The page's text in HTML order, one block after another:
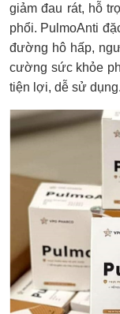
giảm đau rát, hỗ
phổi. PulmoAnti
đường hô hấp,
cường sức khỏe
tiện lợi, dễ sử dụng.